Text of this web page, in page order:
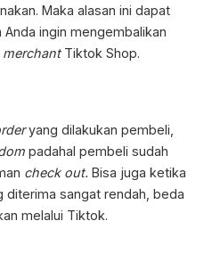
Maka alasan ini dapat
ingin mengembalikan
merchant Tiktok Shop.
yang dilakukan pembeli,
padahal pembeli sudah
check out. Bisa juga ketika
diterima sangat rendah, beda
melalui Tiktok.